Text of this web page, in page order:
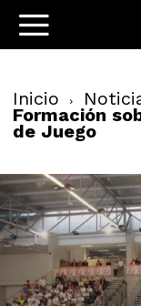
Inicio
Formación
de Juego